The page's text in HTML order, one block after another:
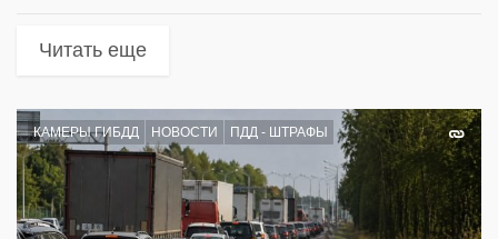
Читать еще
КАМЕРЫ ГИБДД НОВОСТИ ПДД - ШТРАФЫ